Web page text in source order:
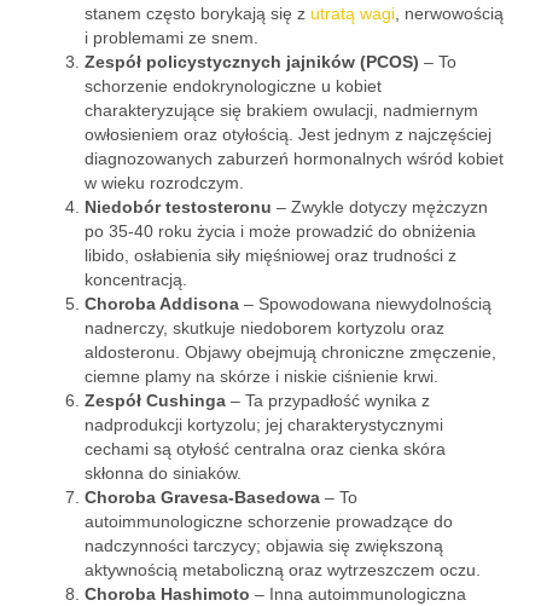
stanem często borykają się z utratą wagi , nerwowością
i problemami ze snem.
Zespół policystycznych jajników (PCOS) – To
schorzenie endokrynologiczne u kobiet
charakteryzujące się brakiem owulacji, nadmiernym
owłosieniem oraz otyłością. Jest jednym z najczęściej
diagnozowanych zaburzeń hormonalnych wśród kobiet
w wieku rozrodczym.
Niedobór testosteronu – Zwykle dotyczy mężczyzn
po 35-40 roku życia i może prowadzić do obniżenia
libido, osłabienia siły mięśniowej oraz trudności z
koncentracją.
Choroba Addisona – Spowodowana niewydolnością
nadnerczy, skutkuje niedoborem kortyzolu oraz
aldosteronu. Objawy obejmują chroniczne zmęczenie,
ciemne plamy na skórze i niskie ciśnienie krwi.
Zespół Cushinga – Ta przypadłość wynika z
nadprodukcji kortyzolu; jej charakterystycznymi
cechami są otyłość centralna oraz cienka skóra
skłonna do siniaków.
Choroba Gravesa-Basedowa – To
autoimmunologiczne schorzenie prowadzące do
nadczynności tarczycy; objawia się zwiększoną
aktywnością metaboliczną oraz wytrzeszczem oczu.
Choroba Hashimoto – Inna autoimmunologiczna